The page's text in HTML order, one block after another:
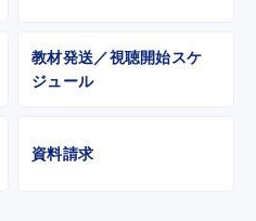
教材発送／視聴開始スケ
ジュール
資料請求